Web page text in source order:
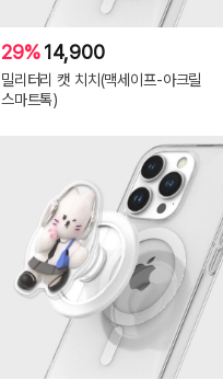
29%14,900
밀리터리 캣 치치(맥세이프-아크릴
스마트톡)